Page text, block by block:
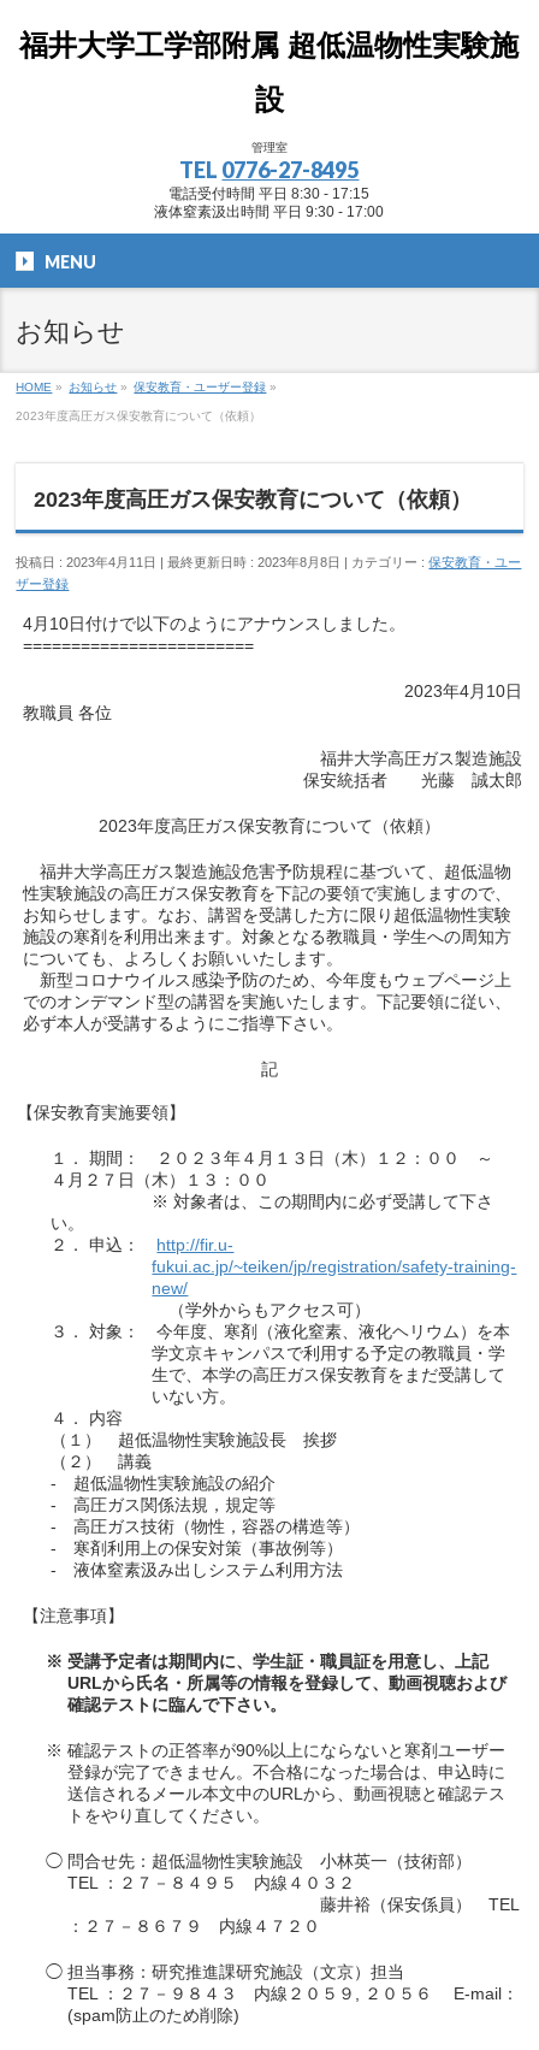
福井大学工学部附属 超低温物性実験施
設
管理室
TEL 0776-27-8495
電話受付時間 平日 8:30 - 17:15
液体窒素汲出時間 平日 9:30 - 17:00
MENU
お知らせ
HOME » お知らせ » 保安教育・ユーザー登録 »
2023年度高圧ガス保安教育について（依頼）
2023年度高圧ガス保安教育について（依頼）
投稿日 : 2023年4月11日 最終更新日時 : 2023年8月8日 カテゴリー :保安教育・ユー
ザー登録
4月10日付けで以下のようにアナウンスしました。
========================
2023年4月10日
教職員 各位
福井大学高圧ガス製造施設
保安統括者 光藤 誠太郎
2023年度高圧ガス保安教育について（依頼）
福井大学高圧ガス製造施設危害予防規程に基づいて、超低温物
性実験施設の高圧ガス保安教育を下記の要領で実施しますので、
お知らせします。なお、講習を受講した方に限り超低温物性実験
施設の寒剤を利用出来ます。対象となる教職員・学生への周知方
についても、よろしくお願いいたします。
新型コロナウイルス感染予防のため、今年度もウェブページ上
でのオンデマンド型の講習を実施いたします。下記要領に従い、
必ず本人が受講するようにご指導下さい。
記
【保安教育実施要領】
１． 期間： ２０２３年４月１３日（木）１２：００ ～
４月２７日（木）１３：００
※ 対象者は、この期間内に必ず受講して下さ
い。
２． 申込： http://fir.u-
fukui.ac.jp/~teiken/jp/registration/safety-training-
new/
（学外からもアクセス可）
３． 対象： 今年度、寒剤（液化窒素、液化ヘリウム）を本
学文京キャンパスで利用する予定の教職員・学
生で、本学の高圧ガス保安教育をまだ受講して
いない方。
４． 内容
（１） 超低温物性実験施設長 挨拶
（２） 講義
- 超低温物性実験施設の紹介
- 高圧ガス関係法規，規定等
- 高圧ガス技術（物性，容器の構造等）
- 寒剤利用上の保安対策（事故例等）
- 液体窒素汲み出しシステム利用方法
【注意事項】
※ 受講予定者は期間内に、学生証・職員証を用意し、上記
URLから氏名・所属等の情報を登録して、動画視聴および
確認テストに臨んで下さい。
※ 確認テストの正答率が90%以上にならないと寒剤ユーザー
登録が完了できません。不合格になった場合は、申込時に
送信されるメール本文中のURLから、動画視聴と確認テス
トをやり直してください。
◯ 問合せ先：超低温物性実験施設 小林英一（技術部）
TEL ：２７－８４９５ 内線４０３２
藤井裕（保安係員） TEL
：２７－８６７９ 内線４７２０
◯ 担当事務：研究推進課研究施設（文京）担当
TEL ：２７－９８４３ 内線２０５９, ２０５６ E-mail：
(spam防止のため削除)